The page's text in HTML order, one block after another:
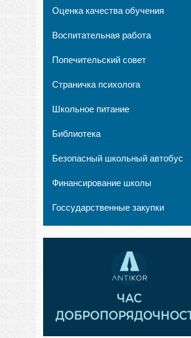
Оценка качества обучения
Воспитательная работа
Попечительский совет
Страничка психолога
Школьное питание
Библиотека
Безопасный школьный автобус
Финансирование школы
Госсударственные закупки